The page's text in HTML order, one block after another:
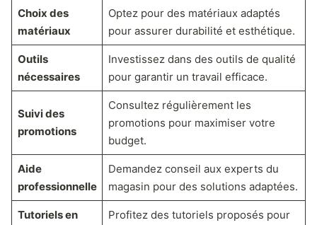
Choix des
matériaux
Optez pour des matériaux adaptés
pour assurer durabilité et esthétique.
Outils
nécessaires
Investissez dans des outils de qualité
pour garantir un travail efficace.
Suivi des
promotions
Consultez régulièrement les
promotions pour maximiser votre
budget.
Aide
professionnelle
Demandez conseil aux experts du
magasin pour des solutions adaptées.
Tutoriels en
Profitez des tutoriels proposés pour